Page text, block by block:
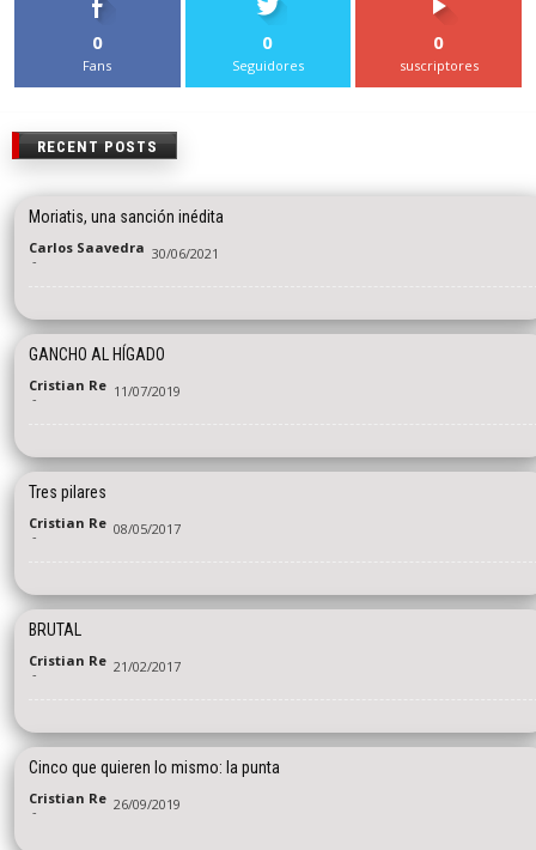
0
Fans
0
Seguidores
0
suscriptores
RECENT POSTS
Moriatis, una sanción inédita
Carlos Saavedra
- 30/06/2021
GANCHO AL HÍGADO
Cristian Re
- 11/07/2019
Tres pilares
Cristian Re
- 08/05/2017
BRUTAL
Cristian Re
- 21/02/2017
Cinco que quieren lo mismo: la punta
Cristian Re
- 26/09/2019